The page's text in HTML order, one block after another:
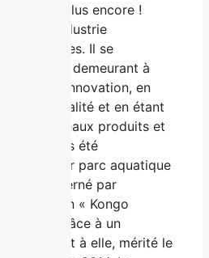
et plus encore !
dans l’industrie
aquatiques. Il se
en demeurant à
et de l’innovation, en
de qualité et en étant
de nouveaux produits et
entre autres été
du meilleur parc aquatique
décerné par
L’attraction « Kongo
le jour grâce à un
M$ a, quant à elle, mérité le